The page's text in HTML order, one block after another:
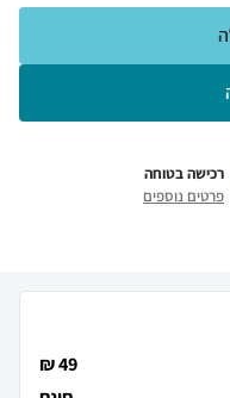
רכישה בטוחה
פרטים נוספים
49 ₪